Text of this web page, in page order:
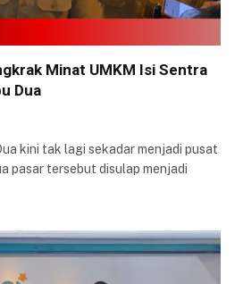
Minat UMKM Isi Sentra
Dua
kini tak lagi sekadar menjadi pusat
pasar tersebut disulap menjadi